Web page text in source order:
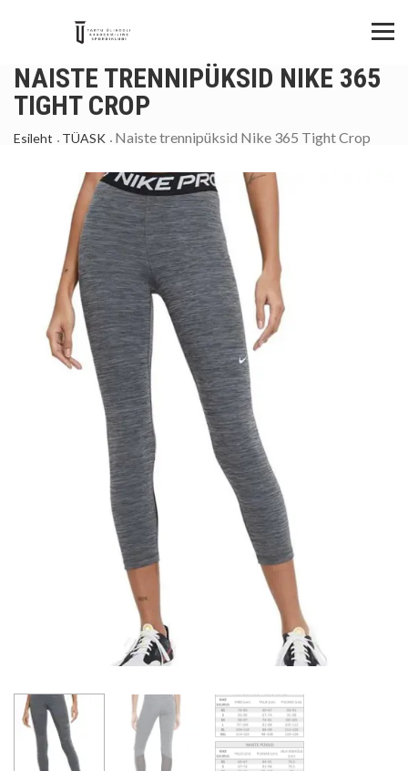
NAISTE TRENNIPÜKSID NIKE 365
TIGHT CROP
Esileht TÜASK Naiste trennipüksid Nike 365 Tight Crop